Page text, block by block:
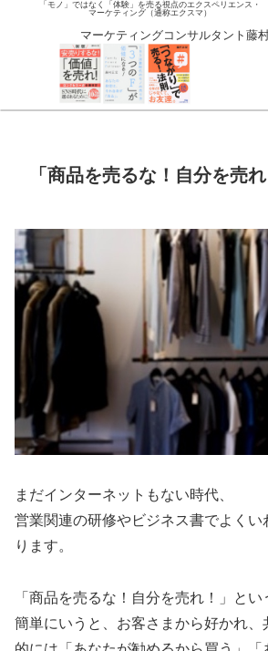
「モノ」ではなく「体験」を売る視点のエクスペリエンス・
マーケティング（通称エクスマ）
マーケティングコンサルタント藤
「商品を売るな！自分を売れ
まだインターネットもない時代、
営業関連の研修やビジネス書でよく
ります。
「商品を売るな！自分を売れ！」とい
簡単にいうと、お客さまから好かれ